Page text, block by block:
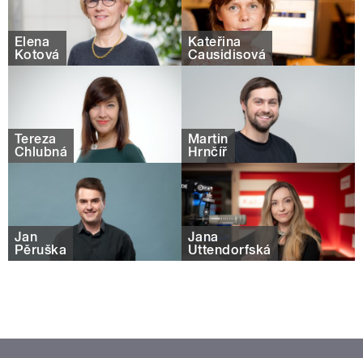
Elena
Kotová
Kateřina
Causidisová
Tereza
Chlubná
Martin
Hrnčíř
Jan
Pěruška
Jana
Uttendorfská